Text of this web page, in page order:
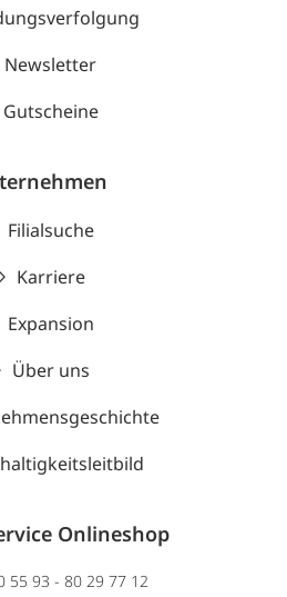
Newsletter
Gutscheine
Filialsuche
Karriere
Expansion
Über uns
Onlineshop
55 93 - 80 29 77 12